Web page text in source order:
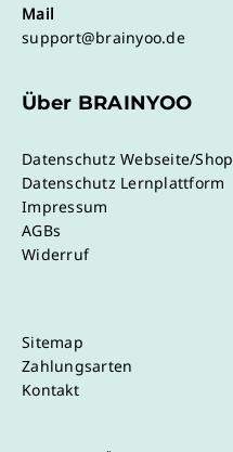
Mail
support@brainyoo.de
Über BRAINYOO
Datenschutz Webseite/Shop
Datenschutz Lernplattform
Impressum
AGBs
Widerruf
Sitemap
Zahlungsarten
Kontakt